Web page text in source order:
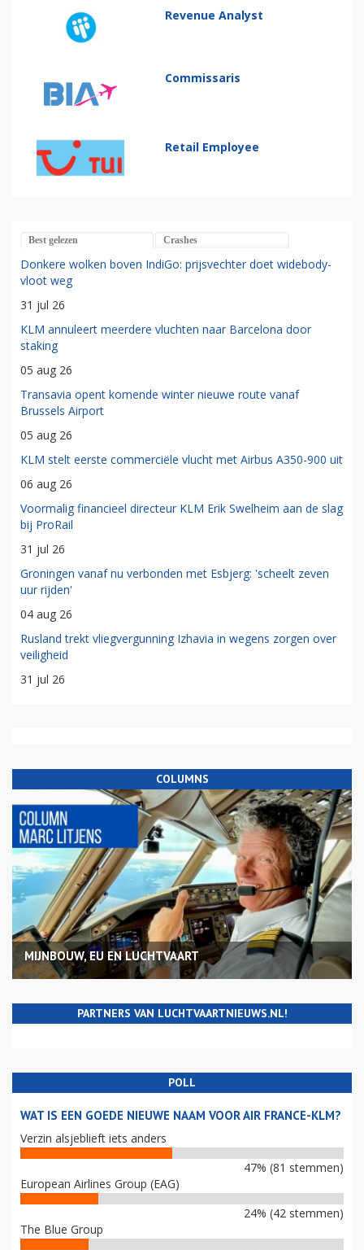
Revenue Analyst
Commissaris
Retail Employee
Best gelezen Crashes
Donkere wolken boven IndiGo: prijsvechter doet widebody-
vloot weg
31 jul 26
KLM annuleert meerdere vluchten naar Barcelona door
staking
05 aug 26
Transavia opent komende winter nieuwe route vanaf
Brussels Airport
05 aug 26
KLM stelt eerste commerciële vlucht met Airbus A350-900 uit
06 aug 26
Voormalig financieel directeur KLM Erik Swelheim aan de slag
bij ProRail
31 jul 26
Groningen vanaf nu verbonden met Esbjerg: 'scheelt zeven
uur rijden'
04 aug 26
Rusland trekt vliegvergunning Izhavia in wegens zorgen over
veiligheid
31 jul 26
COLUMNS
MIJNBOUW, EU EN LUCHTVAART
PARTNERS VAN LUCHTVAARTNIEUWS.NL!
POLL
WAT IS EEN GOEDE NIEUWE NAAM VOOR AIR FRANCE-KLM?
Verzin alsjeblieft iets anders
47% (81 stemmen)
European Airlines Group (EAG)
24% (42 stemmen)
The Blue Group